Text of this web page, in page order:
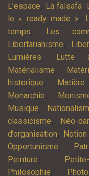
L’espace, La falsafa,
le « ready made »,
temps, Les
Libertarianisme,
Lumières, Lutte
Matérialisme,
historique,
Monarchie,
Musique,
classicisme, Néo-
d’organisation,
Opportunisme,
Peinture,
Philosophie,